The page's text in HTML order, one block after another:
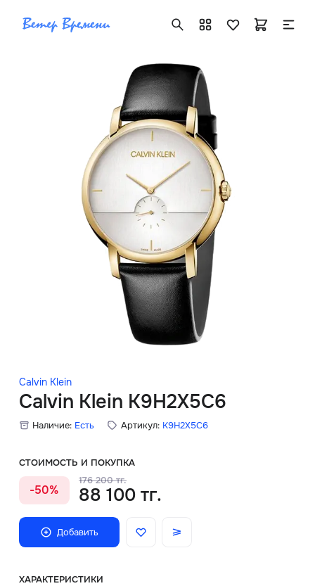
Calvin Klein
Calvin Klein K9H2X5C6
Наличие: Есть Артикул: K9H2X5C6
СТОИМОСТЬ И ПОКУПКА
-50%
176 200 тг.
88 100 тг.
Добавить
ХАРАКТЕРИСТИКИ
+7 ( 705 ) 181-42-50
info@vetervremeni.kz
Авторизация
Каталог
Мужские часы
Женские часы
Скидки
Главная
О нас
Доставка и оплата
Блог